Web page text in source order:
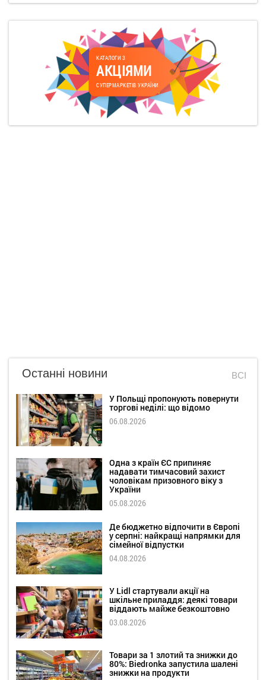
КАТАЛОГИ З
АКЦІЯМИ
СУПЕРМАРКЕТІВ УКРАЇНИ
Останні новини ВСІ
У Польщі пропонують повернути
торгові неділі: що відомо
06.08.2026
Одна з країн ЄС припиняє
надавати тимчасовий захист
чоловікам призовного віку з
України
05.08.2026
Де бюджетно відпочити в Європі
у серпні: найкращі напрямки для
сімейної відпустки
04.08.2026
У Lidl стартували акції на
шкільне приладдя: деякі товари
віддають майже безкоштовно
03.08.2026
Товари за 1 злотий та знижки до
80%: Biedronka запустила шалені
знижки на продукти